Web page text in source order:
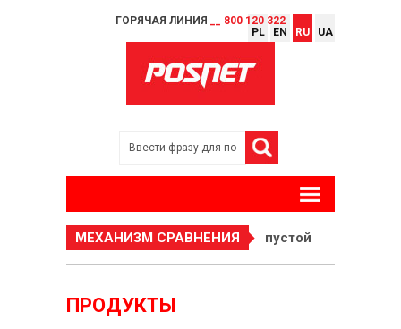
ГОРЯЧАЯ ЛИНИЯ __ 800 120 322
PL
EN RU UA
МЕХАНИЗМ СРАВНЕНИЯ пустой
ПРОДУКТЫ